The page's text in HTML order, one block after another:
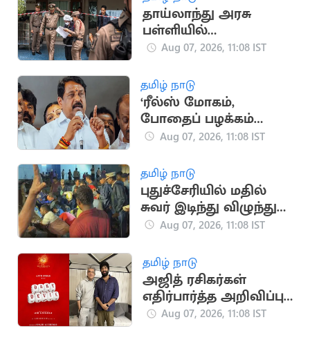
தாய்லாந்து அரசு
பள்ளியில்
துப்பாக்கிசூடு நடத்திய
Aug 07, 2026, 11:08 IST
தமிழ் நாடு
‘ரீல்ஸ் மோகம்,
போதைப் பழக்கம்
காரணமாக வன்முறை
குற்றச்சாட்டு
Aug 07, 2026, 11:08 IST
தமிழ் நாடு
புதுச்சேரியில் மதில்
சுவர் இடிந்து விழுந்து
முதியவர் பலி.. 2 பேர்
Aug 07, 2026, 11:08 IST
தமிழ் நாடு
அஜித் ரசிகர்கள்
எதிர்பார்த்த அறிவிப்பு..
‘டேர்டெவில்’
Aug 07, 2026, 11:08 IST